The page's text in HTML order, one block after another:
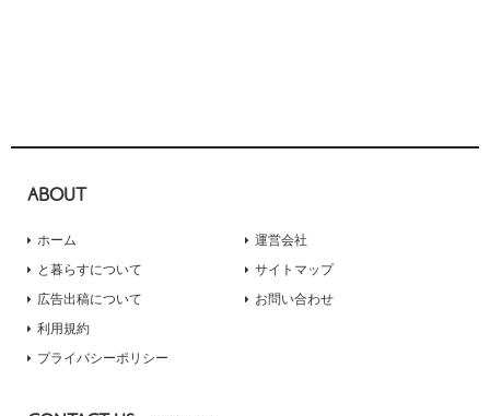
ABOUT
ホーム
と暮らすについて
広告出稿について
運営会社
サイトマップ
お問い合わせ
利用規約
プライバシーポリシー